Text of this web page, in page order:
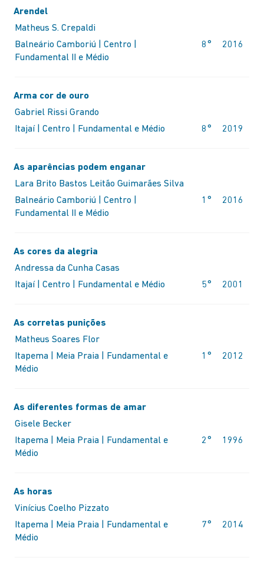
Arendel
Matheus S. Crepaldi
Balneário Camboriú | Centro |
Fundamental II e Médio
8° 2016
Arma cor de ouro
Gabriel Rissi Grando
Itajaí | Centro | Fundamental e Médio
8° 2019
As aparências podem enganar
Lara Brito Bastos Leitão Guimarães Silva
Balneário Camboriú | Centro |
Fundamental II e Médio
1° 2016
As cores da alegria
Andressa da Cunha Casas
Itajaí | Centro | Fundamental e Médio
5° 2001
As corretas punições
Matheus Soares Flor
Itapema | Meia Praia | Fundamental e
Médio
1° 2012
As diferentes formas de amar
Gisele Becker
Itapema | Meia Praia | Fundamental e
Médio
2° 1996
As horas
Vinícius Coelho Pizzato
Itapema | Meia Praia | Fundamental e
Médio
7° 2014